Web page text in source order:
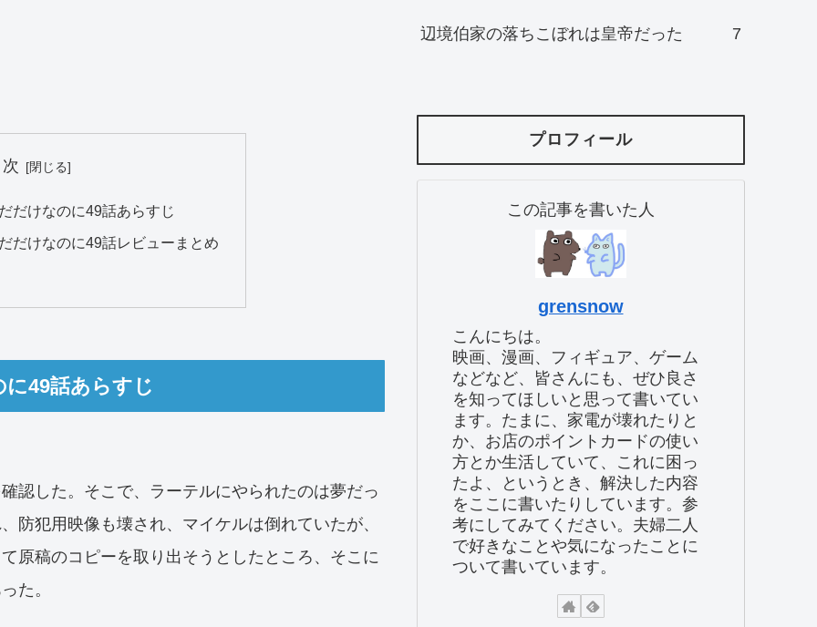
だけなのに49話あらすじ
だけなのに49話レビューまとめ
49話あらすじ
認した。そこで、ラーテルにやられたのは夢だっ
防犯用映像も壊され、マイケルは倒れていたが、
原稿のコピーを取り出そうとしたところ、そこに
た。
辺境伯家の落ちこぼれは皇帝だった 7
プロフィール
この記事を書いた人
grensnow
こんにちは。
映画、漫画、フィギュア、ゲーム
などなど、皆さんにも、ぜひ良さ
を知ってほしいと思って書いてい
ます。たまに、家電が壊れたりと
か、お店のポイントカードの使い
方とか生活していて、これに困っ
たよ、というとき、解決した内容
をここに書いたりしています。参
考にしてみてください。夫婦二人
で好きなことや気になったことに
ついて書いています。